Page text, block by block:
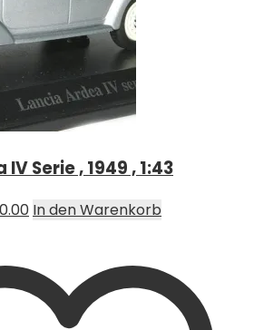
Serie , 1949 , 1:43
Aktueller
CHF 10.00.
In den Warenkorb